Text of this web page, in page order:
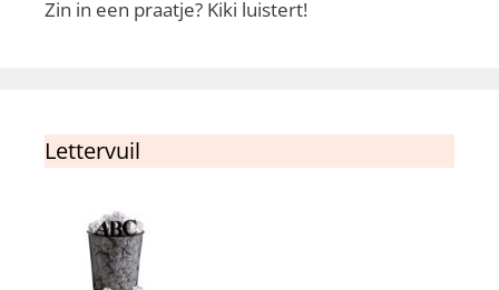
Zin in een praatje? Kiki luistert!
Lettervuil